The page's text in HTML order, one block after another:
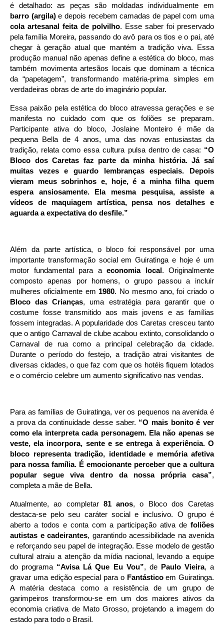
é detalhado: as peças são moldadas individualmente em
barro (argila)e depois recebem camadas de papel com uma
cola artesanal feita de polvilho. Esse saber foi preservado
pela família Moreira, passando do avô para os tios e o pai, até
chegar à geração atual que mantém a tradição viva. Essa
produção manual não apenas define a estética do bloco, mas
também movimenta artesãos locais que dominam a técnica
da “papetagem”, transformando matéria-prima simples em
verdadeiras obras de arte do imaginário popular.
Essa paixão pela estética do bloco atravessa gerações e se
manifesta no cuidado com que os foliões se preparam.
Participante ativa do bloco, Joslaine Monteiro é mãe da
pequena Bella de 4 anos, uma das novas entusiastas da
tradição, relata como essa cultura pulsa dentro de casa: “O
Bloco dos Caretas faz parte da minha história. Já saí
muitas vezes e guardo lembranças especiais. Depois
vieram meus sobrinhos e, hoje, é a minha filha quem
espera ansiosamente. Ela mesma pesquisa, assiste a
vídeos de maquiagem artística, pensa nos detalhes e
aguarda a expectativa do desfile.”
Além da parte artística, o bloco foi responsável por uma
importante transformação social em Guiratinga e hoje é um
motor fundamental para a economia local . Originalmente
composto apenas por homens, o grupo passou a incluir
mulheres oficialmente em 1980
Bloco das Crianças, uma estratégia para garantir que o
costume fosse transmitido aos mais jovens e as famílias
fossem integradas. A popularidade dos Caretas cresceu tanto
que o antigo Carnaval de clube acabou extinto, consolidando o
Carnaval de rua como a principal celebração da cidade.
Durante o período do festejo, a tradição atrai visitantes de
diversas cidades, o que faz com que os hotéis fiquem lotados
e o comércio celebre um aumento significativo nas vendas.
Para as famílias de Guiratinga, ver os pequenos na avenida é
a prova da continuidade desse saber. “O mais bonito é ver
como ela interpreta cada personagem. Ela não apenas se
veste, ela incorpora, sente e se entrega à experiência. O
bloco representa tradição, identidade e memória afetiva
para nossa família. É emocionante perceber que a cultura
popular segue viva dentro da nossa própria casa”,
completa a mãe de Bella.
Atualmente, ao completar 81 anos, o Bloco dos Caretas
destaca-se pelo seu caráter social e inclusivo. O grupo é
aberto a todos e conta com a participação ativa de foliões
autistas e cadeirantes, garantindo acessibilidade na avenida
e reforçando seu papel de integração. Esse modelo de gestão
cultural atraiu a atenção da mídia nacional, levando a equipe
do programa “Avisa Lá Que Eu Vou”, de Paulo Vieira, a
gravar uma edição especial para o Fantásticoem Guiratinga.
A matéria destaca como a resistência de um grupo de
garimpeiros transformou-se em um dos maiores ativos da
economia criativa de Mato Grosso, projetando a imagem do
estado para todo o Brasil.